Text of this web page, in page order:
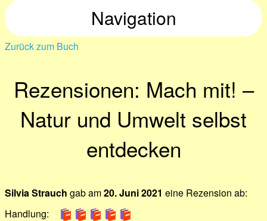
Navigation
Zurück zum Buch
Rezensionen: Mach mit! –
Natur und Umwelt selbst
entdecken
Silvia Strauch gab am20. Juni 2021 eine Rezension ab:
Handlung: